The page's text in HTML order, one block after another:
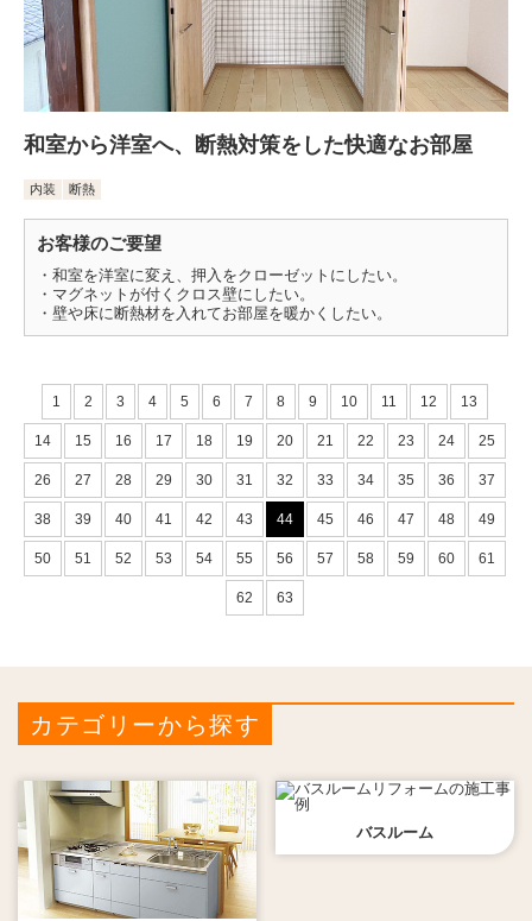
和室から洋室へ、断熱対策をした快適なお部屋
内装 断熱
お客様のご要望
・和室を洋室に変え、押入をクローゼットにしたい。
・マグネットが付くクロス壁にしたい。
・壁や床に断熱材を入れてお部屋を暖かくしたい。
1 2 3 4 5 6 7 8 9 10 11 12 13
14 15 16 17 18 19 20 21 22 23 24 25
26 27 28 29 30 31 32 33 34 35 36 37
38 39 40 41 42 43 44 45 46 47 48 49
50 51 52 53 54 55 56 57 58 59 60 61
62 63
カテゴリーから探す
バスルーム